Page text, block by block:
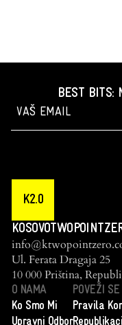
BEST BITS:
K2.0
Ul. Ferata Dragaja 25
10 000 Priština,
O NAMA
Ko Smo Mi
Upravni Odbor
POVEŽI
Pravila